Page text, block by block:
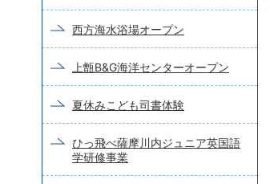
西方海水浴場オープン
上甑B&G海洋センターオープン
夏休みこども司書体験
ひっ飛べ薩摩川内ジュニア英国語
学研修事業